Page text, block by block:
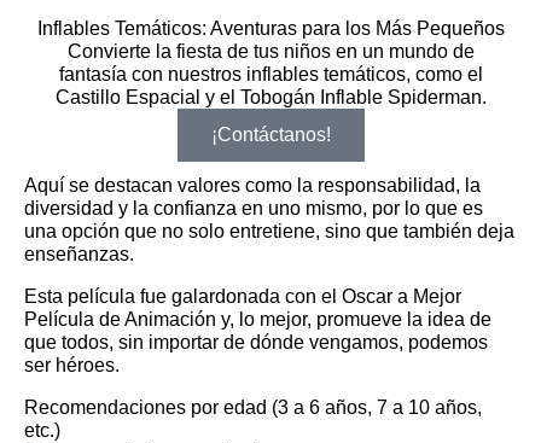
Inflables Temáticos: Aventuras para los Más Pequeños
Convierte la fiesta de tus niños en un mundo de
fantasía con nuestros inflables temáticos, como el
Castillo Espacial y el Tobogán Inflable Spiderman.
¡Contáctanos!
Aquí se destacan valores como la responsabilidad, la
diversidad y la confianza en uno mismo, por lo que es
una opción que no solo entretiene, sino que también deja
enseñanzas.
Esta película fue galardonada con el Oscar a Mejor
Película de Animación y, lo mejor, promueve la idea de
que todos, sin importar de dónde vengamos, podemos
ser héroes.
Recomendaciones por edad (3 a 6 años, 7 a 10 años,
etc.)